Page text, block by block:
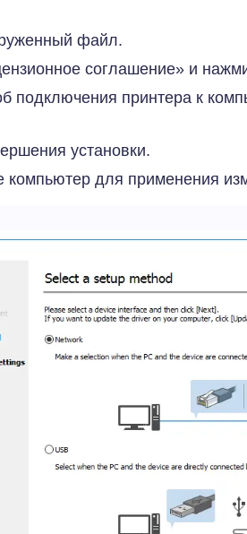
файл.
соглашение» и
подключения принтера к
установки.
компьютер для применения